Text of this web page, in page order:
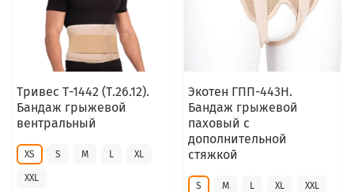
Тривес Т-1442 (Т.26.12).
Бандаж грыжевой
вентральный
XS S M L XL
XXL
Экотен ГПП-443Н.
Бандаж грыжевой
паховый с
дополнительной
стяжкой
S M L XL XXL